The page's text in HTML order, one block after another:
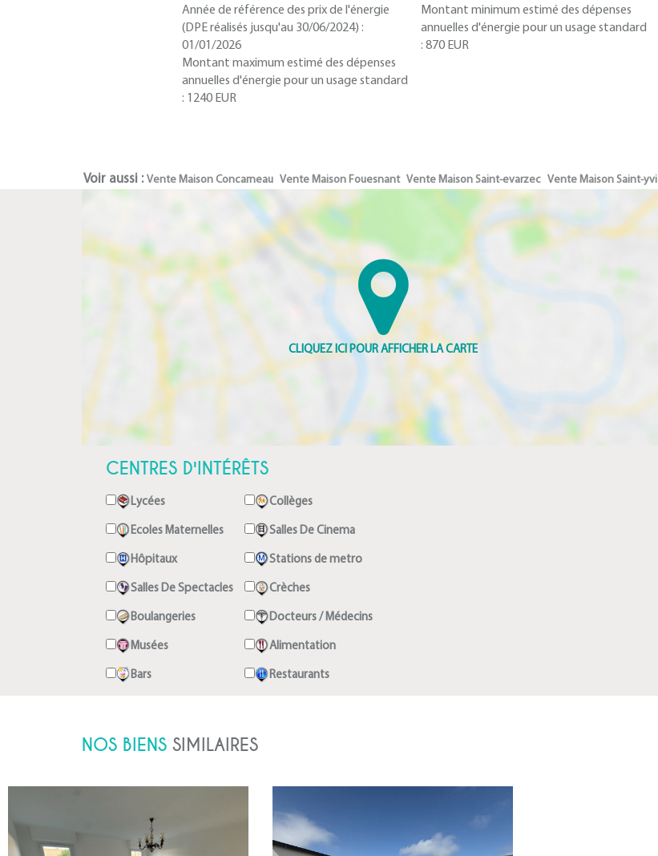
Année de référence des prix de l'énergie
(DPE réalisés jusqu'au 30/06/2024) :
01/01/2026
Montant minimum estimé des dépenses
annuelles d'énergie pour un usage standard
: 870 EUR
Montant maximum estimé des dépenses
annuelles d'énergie pour un usage standard
: 1240 EUR
Voir aussi : Vente Maison Concarneau Vente Maison Fouesnant Vente Maison Saint-evarzec Vente Maison Saint-yvi
CENTRES D'INTÉRÊTS
Lycées Collèges
Ecoles Maternelles Salles De Cinema
Hôpitaux Stations de metro
Salles De Spectacles Crèches
Boulangeries Docteurs / Médecins
Musées Alimentation
Bars Restaurants
NOS BIENS SIMILAIRES